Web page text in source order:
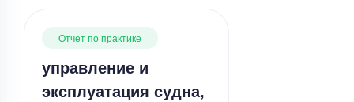
Отчет по практике
управление и
эксплуатация судна,